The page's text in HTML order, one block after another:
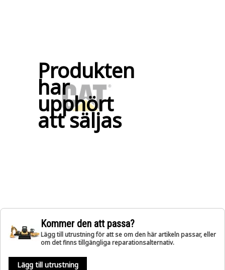
Produkten
har
upphört
att säljas
Kommer den att passa?
Lägg till utrustning för att se om den här artikeln passar, eller
om det finns tillgängliga reparationsalternativ.
Lägg till utrustning